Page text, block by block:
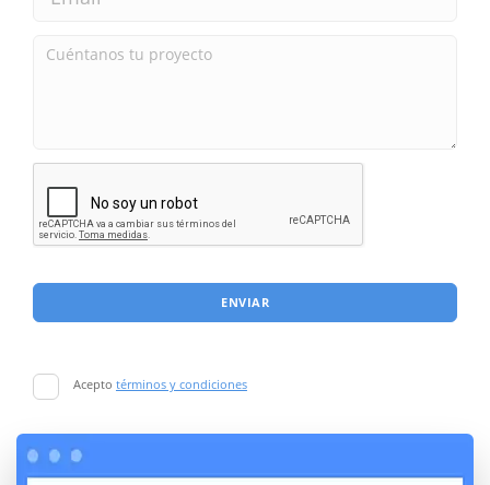
ENVIAR
Acepto términos y condiciones